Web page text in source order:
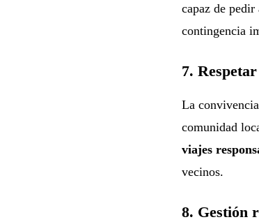
capaz de
contingencia
7.
La
comunidad
viajes
vecinos.
8. Gestión